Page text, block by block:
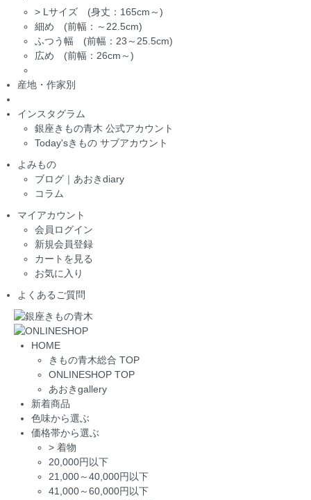
> Lサイズ (身丈：165cm～)
細め (前幅：～22.5cm)
ふつう幅 (前幅：23～25.5cm)
広め (前幅：26cm～)
産地・作家別
インスタグラム
銀座きもの青木 公式アカウント
Today'sきもの サブアカウント
よみもの
ブログ｜あおきdiary
コラム
マイアカウント
会員ログイン
新規会員登録
カートを見る
お気に入り
よくあるご質問
HOME
きもの青木総合 TOP
ONLINESHOP TOP
あおきgallery
新着商品
色味から選ぶ
価格帯から選ぶ
> 着物
20,000円以下
21,000～40,000円以下
41,000～60,000円以下